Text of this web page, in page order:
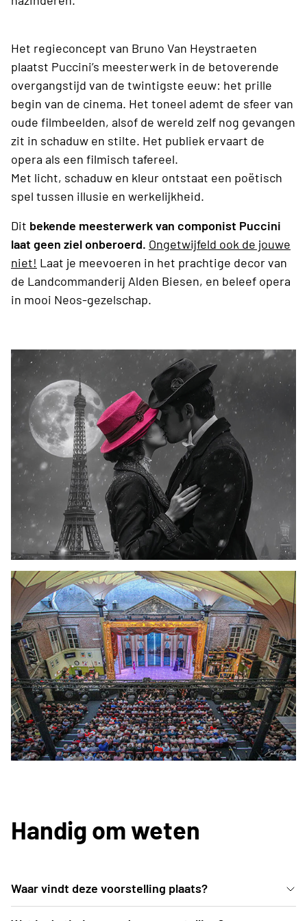
Het regieconcept van Bruno Van Heystraeten
plaatst Puccini’s meesterwerk in de betoverende
overgangstijd van de twintigste eeuw: het prille
begin van de cinema. Het toneel ademt de sfeer van
oude filmbeelden, alsof de wereld zelf nog gevangen
zit in schaduw en stilte. Het publiek ervaart de
opera als een filmisch tafereel.
Met licht, schaduw en kleur ontstaat een poëtisch
spel tussen illusie en werkelijkheid.
Dit bekende meesterwerk van componist Puccini
laat geen ziel onberoerd. Ongetwijfeld ook de jouwe
niet! Laat je meevoeren in het prachtige decor van
de Landcommanderij Alden Biesen, en beleef opera
in mooi Neos-gezelschap.
Handig om weten
Waar vindt deze voorstelling plaats?